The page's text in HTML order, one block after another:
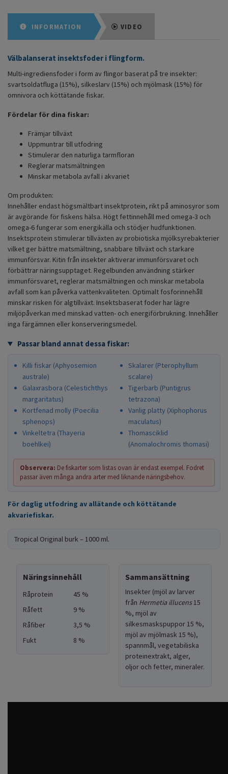
INFORMATION VIDEO
Välbalanserat insektsfoder i flingform.
Multi-ingrediensfoder i form av flingor baserat på tre insekter:
svartsoldatfluga (15%), silkeslarv (15%) och mjölmask (15%) för
omnivora och köttätande fiskar.
Fördelar för dina fiskar:
Främjar tillväxt
Uppmuntrar till utfodring
Stimulerar den naturliga tarmfloran
Reglerar matsmältningen
Minskar metabola avfall i akvariet
Om produkten:
Innehåller endast högsmältbart insektprotein, rikt på aminosyror som
är avgörande för fiskens hälsa. Högt fettinnehåll med omega-3 och
omega-6 fungerar som energikälla och stödjer hudfunktionen.
Insektsprotein stimulerar tillväxten av probiotiska mjölksyrebakterier
vilket ger bättre matsmältning, snabbare tillväxt och starkare
immunförsvar. Kitin från insekter aktiverar immunförsvaret och
förbättrar näringsupptaget. Regelbunden användning stärker
immunförsvaret, reglerar matsmältningen och minskar metabola
avfall som kan påverka vattenkvaliteten. Optimalt fosforinnehåll
minskar risken för algtillväxt. Insektsbaserat foder har lägre
miljöpåverkan med minskad vatten- och energiförbrukning. Innehåller
inga färgämnen eller konserveringsmedel.
Passar bland annat dessa fiskar:
Killi fiskar (Aphyosemion
australe)
Galaxrasbora (Celestichthys
margaritatus)
Kortfenad molly (Poecilia
sphenops)
Vinkeltetra (Thayeria
boehlkei)
Skalarer (Pterophyllum
scalare)
Tigerbarb (Puntigrus
tetrazona)
Vanlig platty (Xiphophorus
maculatus)
Thomasciklid
(Anomalochromis thomasi)
Observera: De fiskarter som listas ovan är endast exempel. Fodret
passar även många andra arter med liknande näringsbehov.
För daglig utfodring av allätande och köttätande
akvariefiskar.
Tropical Original burk – 1000 ml.
Näringsinnehåll
Råprotein
45 %
Råfett
9 %
Råfiber
3,5 %
Fukt
8 %
Sammansättning
Insekter (mjöl av larver
från Hermetia illucens15
%, mjöl av
silkesmaskspuppor 15 %,
mjöl av mjölmask 15 %),
spannmål, vegetabiliska
proteinextrakt, alger,
oljor och fetter, mineraler.